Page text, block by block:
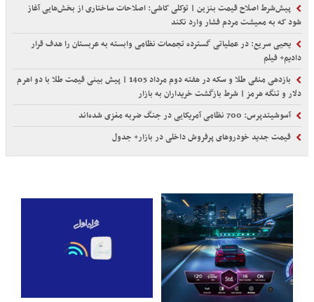
پیش‌شرط اصلاح قیمت بنزین | توکلی کاشی: اصلاحات ساختاری از بخش‌هایی آغاز
شود که به معیشت مردم فشار وارد نکند
یحیی سریع: در عملیاتی گسترده تجمعات نظامی وابسته به عربستان را هدف قرار
دادیم+ فیلم
بازدهی منفی طلا و سکه در هفته دوم مرداد 1405 | پیش بینی قیمت طلا با دو اهرم
دلار و تنگه هرمز | شرط بازگشت خریداران به بازار
آسوشیتدپرس: 700 نظامی آمریکایی در جنگ ضربه مغزی شده‌اند
قیمت جدید خودروهای پرفروش داخلی در بازار+ جدول